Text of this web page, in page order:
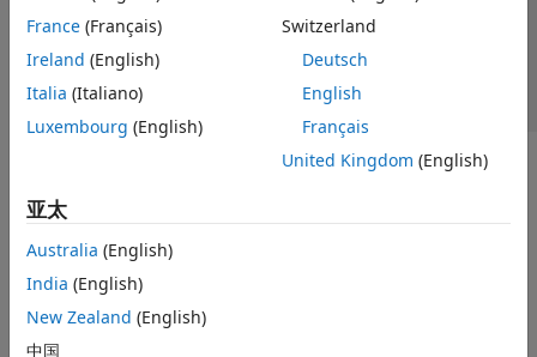
France (Français)
Ireland (English)
Italia (Italiano)
Luxembourg (English)
Switzerland
Deutsch
English
Français
United Kingdom (English)
亚太
Australia (English)
India (English)
New Zealand (English)
中国